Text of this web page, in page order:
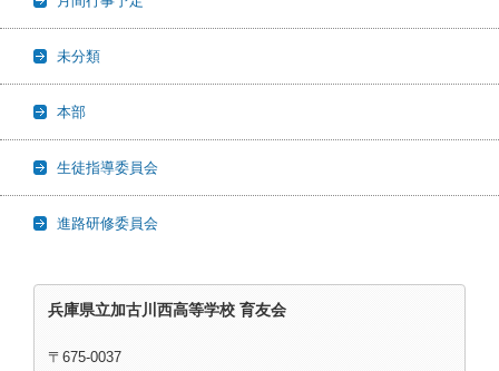
未分類
本部
生徒指導委員会
進路研修委員会
兵庫県立加古川西高等学校 育友会
〒675-0037